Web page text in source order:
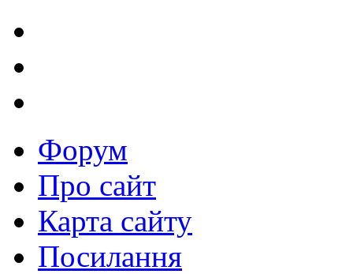
Форум
Про сайт
Карта сайту
Посилання